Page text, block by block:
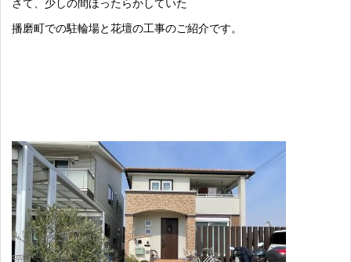
さて、少しの間ほったらかしていた
播磨町での駐輪場と花壇の工事のご紹介です。